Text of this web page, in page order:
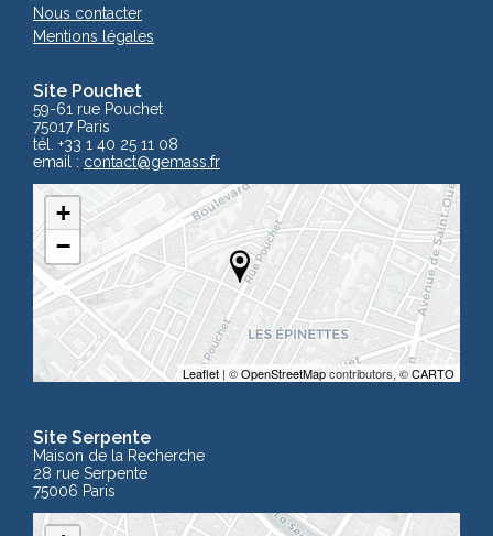
Site Pouchet
59-61 rue Pouchet
75017 Paris
tél. +33 1 40 25 11 08
email : contact@gemass.fr
+
−
Leaflet | ©OpenStreetMapcontributors, ©CARTO
Site Serpente
Maison de la Recherche
28 rue Serpente
75006 Paris
Nous contacter
Mentions légales